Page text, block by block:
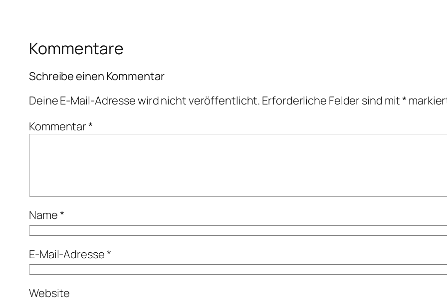
Kommentare
Schreibe einen Kommentar
Deine E-Mail-Adresse wird nicht veröffentlicht. Erforderliche Felder sind mit*
Kommentar*
Name*
E-Mail-Adresse*
Website